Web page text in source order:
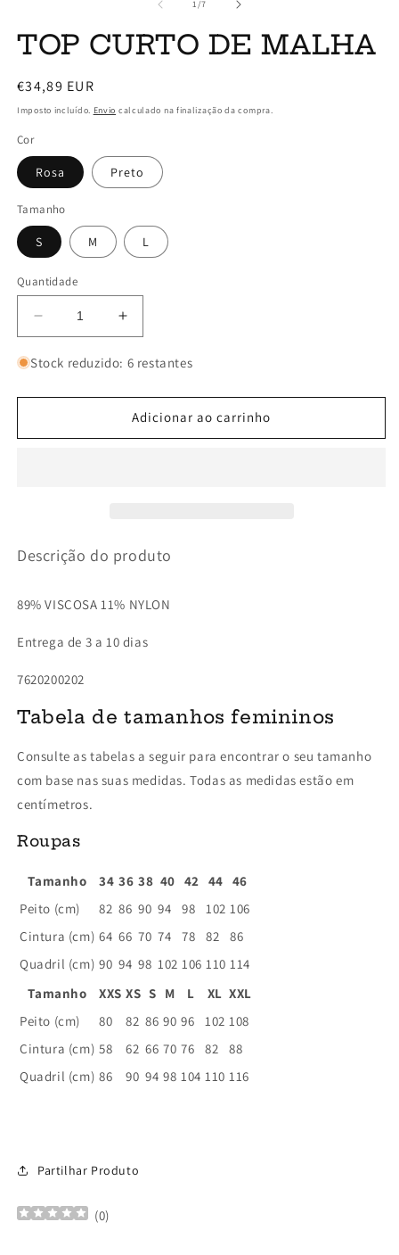
modal
1/de
7
TOP CURTO DE MALHA
Preço
normal
€34,89 EUR
Imposto incluído. Envio calculado na finalização da compra.
Cor
Rosa Preto
Tamanho
S M L
Quantidade
Diminuir
a
quantidade
TOP
DE
Aumentar
a
quantidade
TOP
CURTO
DE
Stock reduzido: 6 restantes
Adicionar ao carrinho
Descrição do produto
89% VISCOSA 11% NYLON
Entrega de 3 a 10 dias
7620200202
Tabela de tamanhos femininos
Consulte as tabelas a seguir para encontrar o seu tamanho
com base nas suas medidas. Todas as medidas estão em
centímetros.
Roupas
Tamanho 34 36 38 40 42 44 46
Peito (cm)
82 86 90 94 98 102 106
Cintura (cm) 64 66 70 74 78 82
86
Quadril (cm) 90 94 98 102 106 110 114
Tamanho
XXS XS S M L XL XXL
Peito (cm)
80 82 86 90 96 102 108
Cintura (cm) 58 62 66 70 76 82
88
Quadril (cm) 86 90 94 98 104 110 116
Partilhar Produto
(0)